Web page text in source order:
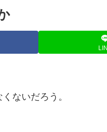
ないだろう。